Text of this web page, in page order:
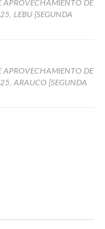
APROVECHAMIENTO DE
LEBU [SEGUNDA
APROVECHAMIENTO DE
ARAUCO [SEGUNDA